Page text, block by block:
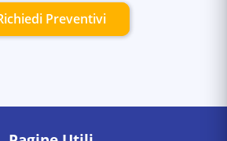
Preventivi